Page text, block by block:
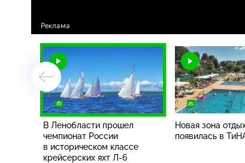
В Ленобласти прошел
чемпионат России
в историческом классе
крейсерских яхт Л-6
Новая зона
появилась в